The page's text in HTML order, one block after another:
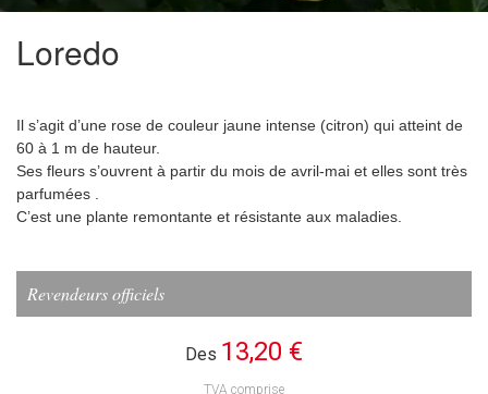
Loredo
Il s’agit d’une rose de couleur jaune intense (citron) qui atteint de
60 à 1 m de hauteur.
Ses fleurs s’ouvrent à partir du mois de avril-mai et elles sont très
parfumées .
C’est une plante remontante et résistante aux maladies.
Revendeurs officiels
Des 13,20 €
TVA comprise